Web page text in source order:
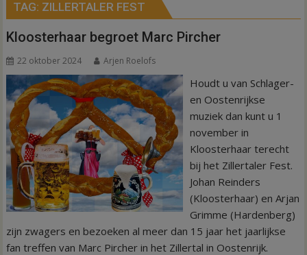
TAG: ZILLERTALER FEST
Kloosterhaar begroet Marc Pircher
22 oktober 2024 Arjen Roelofs
Houdt u van Schlager-
en Oostenrijkse
muziek dan kunt u 1
november in
Kloosterhaar terecht
bij het Zillertaler Fest.
Johan Reinders
(Kloosterhaar) en Arjan
Grimme (Hardenberg)
zijn zwagers en bezoeken al meer dan 15 jaar het jaarlijkse
fan treffen van Marc Pircher in het Zillertal in Oostenrijk.